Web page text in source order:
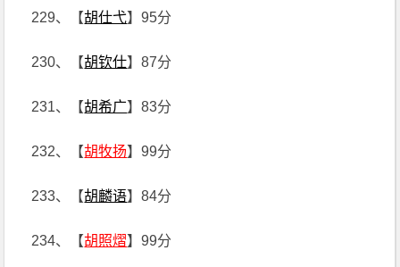
229、【胡仕弋】95分
230、【胡钦仕】87分
231、【胡希广】83分
232、【胡牧扬】99分
233、【胡麟语】84分
234、【胡照熠】99分